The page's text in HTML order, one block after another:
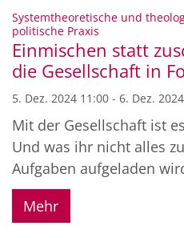
Datum: 5. Dezember
Systemtheoretische und
politische Praxis
Einmischen statt
die Gesellschaft in
5. Dez. 2024 11:00 - 6. Dez.
Mit der Gesellschaft ist
Und was ihr nicht alles
Aufgaben aufgeladen
Mehr